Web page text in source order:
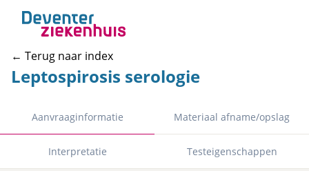
← Terug naar index
Leptospirosis serologie
Aanvraaginformatie Materiaal afname/opslag
Interpretatie Testeigenschappen